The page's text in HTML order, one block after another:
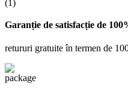
Garanție de satisfacție de
retururi gratuite în termen de